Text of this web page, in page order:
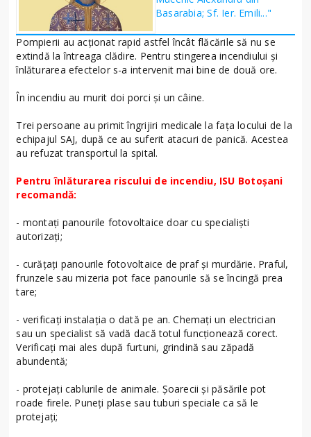
Basarabia; Sf. Ier. Emili..."
Pompierii au acționat rapid astfel încât flăcările să nu se
extindă la întreaga clădire. Pentru stingerea incendiului și
înlăturarea efectelor s-a intervenit mai bine de două ore.
În incendiu au murit doi porci și un câine.
Trei persoane au primit îngrijiri medicale la fața locului de la
echipajul SAJ, după ce au suferit atacuri de panică. Acestea
au refuzat transportul la spital.
Pentru înlăturarea riscului de incendiu, ISU Botoșani
recomandă:
- montați panourile fotovoltaice doar cu specialiști
autorizați;
- curățați panourile fotovoltaice de praf și murdărie. Praful,
frunzele sau mizeria pot face panourile să se încingă prea
tare;
- verificați instalația o dată pe an. Chemați un electrician
sau un specialist să vadă dacă totul funcționează corect.
Verificați mai ales după furtuni, grindină sau zăpadă
abundentă;
- protejați cablurile de animale. Șoarecii și păsările pot
roade firele. Puneți plase sau tuburi speciale ca să le
protejați;